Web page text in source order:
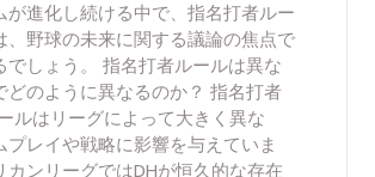
が進化し続ける中で、指名打者ルー
、野球の未来に関する議論の焦点で
でしょう。 指名打者ルールは異な
どのように異なるのか？ 指名打者
ールはリーグによって大きく異な
プレイや戦略に影響を与えていま
カンリーグではDHが恒久的な存在